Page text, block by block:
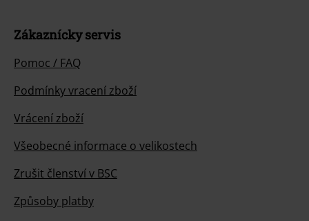
Zákaznícky servis
Pomoc / FAQ
Podmínky vracení zboží
Vrácení zboží
Všeobecné informace o velikostech
Zrušit členství v BSC
Způsoby platby